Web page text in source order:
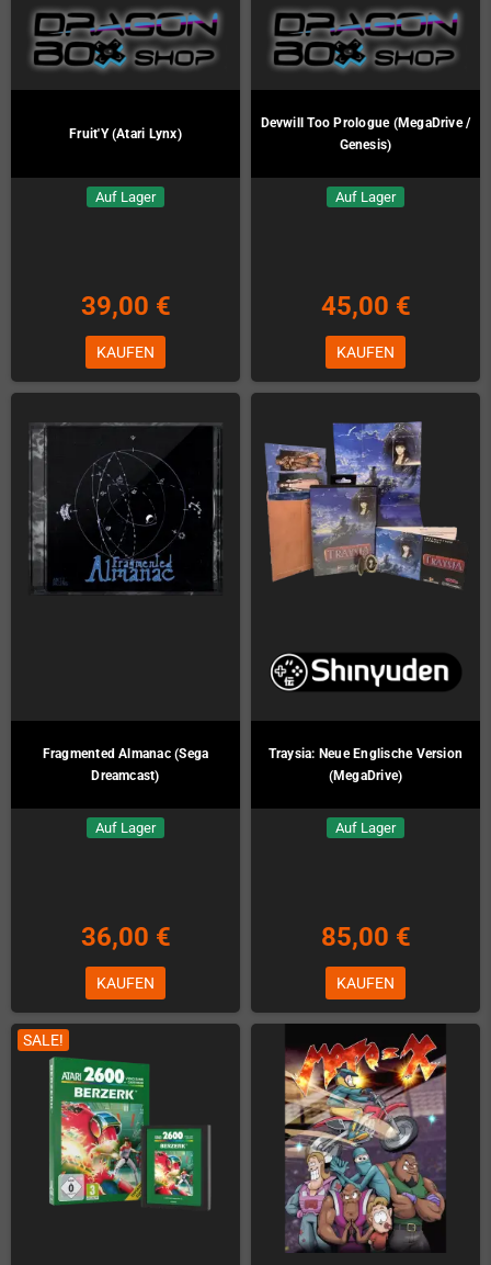
Fruit'Y (Atari Lynx)
Auf Lager
39,00 €
KAUFEN
Devwill Too Prologue (MegaDrive /
Genesis)
Auf Lager
45,00 €
KAUFEN
Fragmented Almanac (Sega
Dreamcast)
Auf Lager
36,00 €
KAUFEN
Traysia: Neue Englische Version
(MegaDrive)
Auf Lager
85,00 €
KAUFEN
SALE!